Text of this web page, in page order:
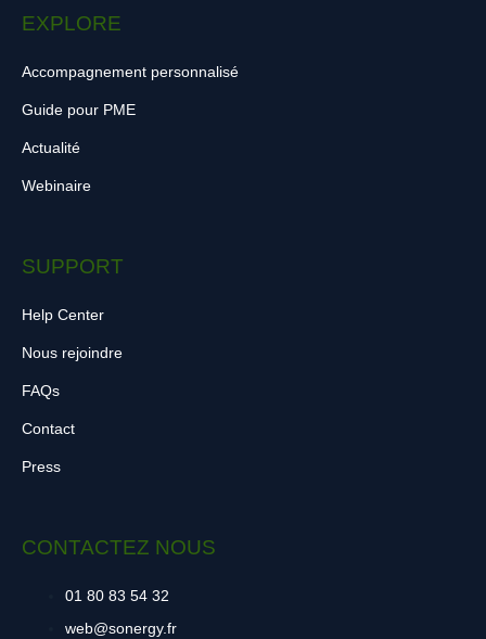
EXPLORE
Accompagnement personnalisé
Guide pour PME
Actualité
Webinaire
SUPPORT
Help Center
Nous rejoindre
FAQs
Contact
Press
CONTACTEZ NOUS
01 80 83 54 32
web@sonergy.fr